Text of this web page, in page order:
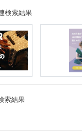
検索結果
索結果